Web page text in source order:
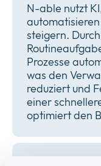
N-able nutzt
steigern.
Prozesse
was den
reduziert und
einer
optimiert den